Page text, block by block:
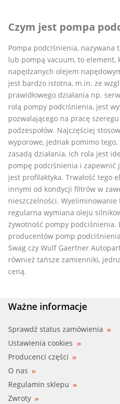
Czym jest pompa
Pompa podciśnienia, nazywana
lub pompą vacuum, to
napędzanych olejem
jest bardzo istotna, m.in. ze
prawidłowego działania np.
rolą pompy podciśnienia, jest
pozwalającego na pracę
podzespołów. Najczęściej
wyporowe, jednak pomimo
zasadą działania, ich rola jest
pompę podciśnienia i zapewnić
jest profilaktyka. Trwałość tego
innymi od kondycji filtrów w
nieszczelności.
regularna wymiana oleju
żywotność pompy podciśnienia.
producentów pomp
Swag czy Wulf Gaertner
również tańsze zamienniki,
ceną.
Ważne informacje
Sprawdź status zamówienia
Ustawienia cookies
Producenci części
O nas
Regulamin sklepu
Zwroty